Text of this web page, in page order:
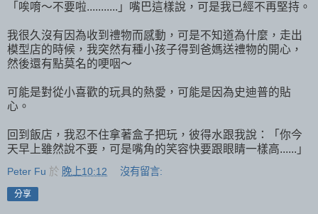
「唉唷～不要啦...........」嘴巴這樣說，可是我已經不再堅持。
我很久沒有因為收到禮物而感動，可是不知道為什麼，走出
模型店的時候，我突然有種小孩子得到爸媽送禮物的開心，
然後還有點莫名的哽咽～
可能是對從小喜歡的玩具的熱愛，可能是因為史迪普的貼
心。
回到飯店，我忍不住拿著盒子把玩，彼得水跟我說：「你今
天早上雖然說不要，可是嘴角的笑容快要跟眼睛一樣高......」
Peter Fu 於 晚上10:12 沒有留言:
分享